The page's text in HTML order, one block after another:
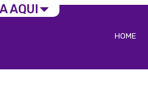
HOME
AQUI